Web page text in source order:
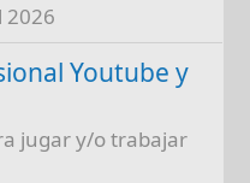
2026
Youtube y
jugar y/o trabajar